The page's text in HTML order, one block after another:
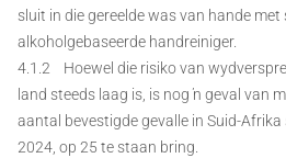
sluit in die gereelde was van hande
alkoholgebaseerde handreiniger.
4.1.2 Hoewel die risiko van
land steeds laag is, is nog ŉ geval van
aantal bevestigde gevalle in Suid-Afrika
2024, op 25 te staan bring.